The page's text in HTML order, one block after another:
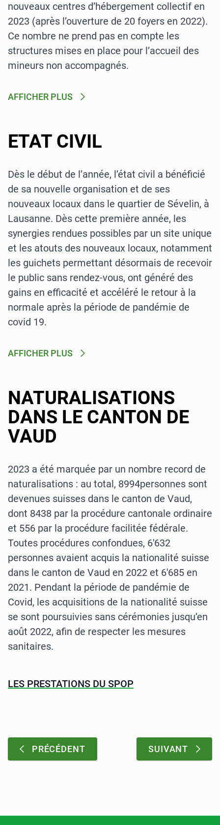
nouveaux centres d’hébergement collectif en
2023 (après l’ouverture de 20 foyers en 2022).
Ce nombre ne prend pas en compte les
structures mises en place pour l’accueil des
mineurs non accompagnés.
AFFICHER PLUS
ETAT CIVIL
Dès le début de l’année, l’état civil a bénéficié
de sa nouvelle organisation et de ses
nouveaux locaux dans le quartier de Sévelin, à
Lausanne. Dès cette première année, les
synergies rendues possibles par un site unique
et les atouts des nouveaux locaux, notamment
les guichets permettant désormais de recevoir
le public sans rendez-vous, ont généré des
gains en efficacité et accéléré le retour à la
normale après la période de pandémie de
covid 19.
AFFICHER PLUS
NATURALISATIONS
DANS LE CANTON DE
VAUD
2023 a été marquée par un nombre record de
naturalisations : au total, 8994personnes sont
devenues suisses dans le canton de Vaud,
dont 8438 par la procédure cantonale ordinaire
et 556 par la procédure facilitée fédérale.
Toutes procédures confondues, 6'632
personnes avaient acquis la nationalité suisse
dans le canton de Vaud en 2022 et 6'685 en
2021. Pendant la période de pandémie de
Covid, les acquisitions de la nationalité suisse
se sont poursuivies sans cérémonies jusqu’en
août 2022, afin de respecter les mesures
sanitaires.
LES PRESTATIONS DU SPOP
PRÉCÉDENT: SUIVANT